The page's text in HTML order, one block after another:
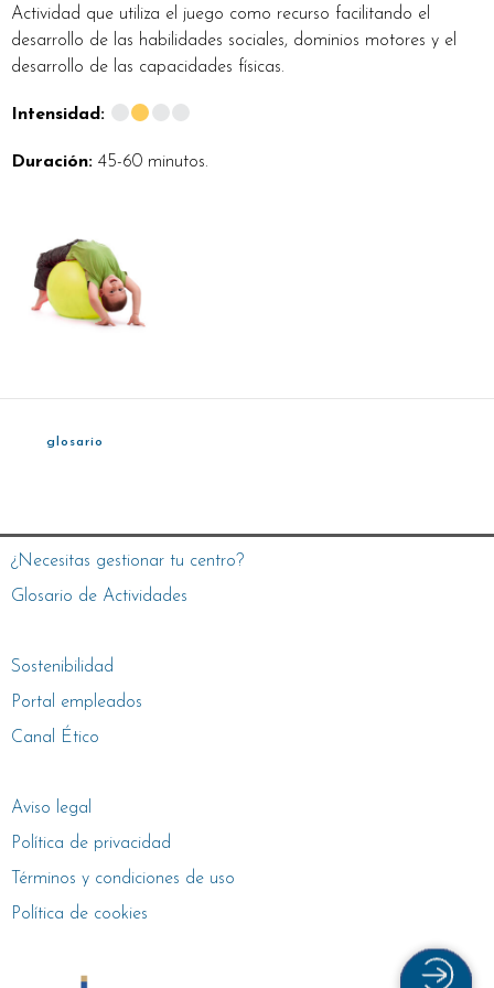
Actividad que utiliza el juego como recurso facilitando el
desarrollo de las habilidades sociales, dominios motores y el
desarrollo de las capacidades físicas.
Intensidad:
Duración: 45-60 minutos.
glosario
¿Necesitas gestionar tu centro?
Glosario de Actividades
Sostenibilidad
Portal empleados
Canal Ético
Aviso legal
Política de privacidad
Términos y condiciones de uso
Política de cookies